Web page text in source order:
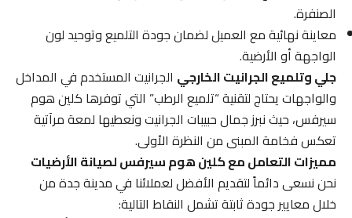
الصنفرة.
معاينة نهائية مع العميل لضمان جودة التلميع وتوحيد لون
الواجهة أو الأرضية.
جلي وتلميع الجرانيت الخارجيالجرانيت المستخدم في المداخل
والواجهات يحتاج لتقنية “تلميع الرطب” التي توفرها كلين هوم
سيرفس، حيث نبرز جمال حبيبات الجرانيت ونعطيها لمعة مرآتية
تعكس فخامة المبنى من النظرة الأولى.
مميزات التعامل مع كلين هوم سيرفس لصيانة الأرضيات
نحن نسعى دائماً لتقديم الأفضل لعملائنا في مدينة جدة من
خلال معايير جودة ثابتة تشمل النقاط التالية: